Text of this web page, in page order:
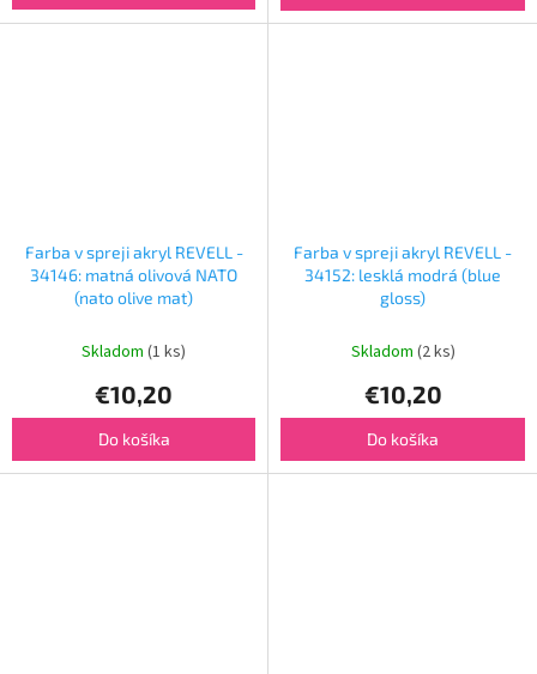
Farba v spreji akryl REVELL -
34146: matná olivová NATO
(nato olive mat)
Skladom (1 ks)
€10,20
Do košíka
Farba v spreji akryl REVELL -
34152: lesklá modrá (blue
gloss)
Skladom (2 ks)
€10,20
Do košíka